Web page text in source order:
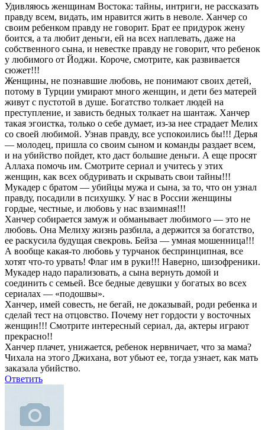
Удивляюсь женщинам Востока: тайны, интриги, не рассказать
правду всем, видать, им нравится жить в неволе. Ханчер со
своим ребенком правду не говорит. Брат ее придурок жену
боится, а та любит деньги, ей на всех наплевать, даже на
собственного сына, и невестке правду не говорит, что ребенок
у любимого от Йоджи. Короче, смотрите, как развивается
сюжет!!!
Женщины, не познавшие любовь, не понимают своих детей,
потому в Турции умирают много женщин, и дети без матерей
живут с пустотой в душе. Богатство толкает людей на
преступление, и зависть бедных толкает на шантаж. Ханчер
такая эгоистка, только о себе думает, из-за нее страдает Мелих
со своей любимой. Узнав правду, все успокоились бы!!! Дерья
— молодец, пришла со своим сыном и команды раздает всем,
и на убийство пойдет, кто даст большие деньги. А еще просят
Аллаха помочь им. Смотрите сериал и учитесь у этих
женщин, как всех обдуривать и скрывать свои тайны!!!
Мукадер с братом — убийцы мужа и сына, за то, что он узнал
правду, посадили в психушку. У нас в России женщины
гордые, честные, и любовь у нас взаимная!!!
Ханчер собирается замуж и обманывает любимого — это не
любовь. Она Мелиху жизнь разбила, а держится за богатство,
ее раскусила будущая свекровь. Бейза — умная мошенница!!!
А вообще какая-то любовь у турчанок беспринципная, все
хотят что-то урвать! Флаг им в руки!!! Наверно, шизофреники.
Мукадер надо парализовать, а сына вернуть домой и
соединить с семьей. Все бедные девушки у богатых во всех
сериалах — «подошвы».
Ханчер, имей совесть, не бегай, не доказывай, роди ребенка и
сделай тест на отцовство. Почему нет гордости у восточных
женщин!!! Смотрите интересный сериал, да, актеры играют
прекрасно!!
Ханчер плачет, унижается, ребенок нервничает, что за мама?
Чихала на этого Джихана, вот убьют ее, тогда узнает, как мать
заказала убийство.
Ответить